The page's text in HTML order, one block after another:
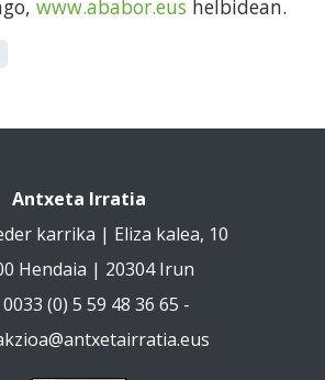
www.ababor.eus helbidean.
Antxeta Irratia
karrika | Eliza kalea, 10
Hendaia | 20304 Irun
(0) 5 59 48 36 65 -